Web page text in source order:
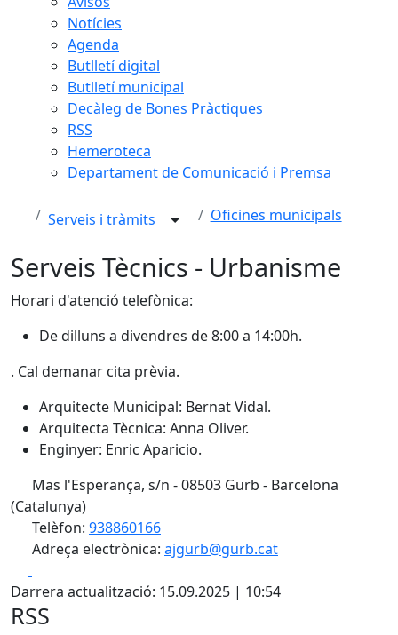
Notícies
Agenda
Butlletí digital
Butlletí municipal
Decàleg de Bones Pràctiques
RSS
Hemeroteca
Departament de Comunicació i Premsa
Serveis i tràmits Oficines municipals
Serveis Tècnics - Urbanisme
Horari d'atenció telefònica:
De dilluns a divendres de 8:00 a 14:00h.
. Cal demanar cita prèvia.
Arquitecte Municipal: Bernat Vidal.
Arquitecta Tècnica: Anna Oliver.
Enginyer: Enric Aparicio.
Mas l'Esperança, s/n - 08503 Gurb - Barcelona
(Catalunya)
Telèfon: 938860166
Adreça electrònica: ajgurb@gurb.cat
Darrera actualització: 15.09.2025 | 10:54
RSS